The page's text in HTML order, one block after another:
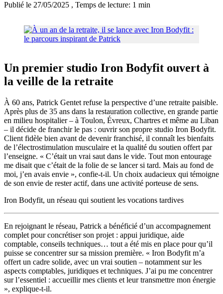
Publié le 27/05/2025 , Temps de lecture: 1 min
Un premier studio Iron Bodyfit ouvert à
la veille de la retraite
À 60 ans, Patrick Gentet refuse la perspective d’une retraite paisible.
Après plus de 35 ans dans la restauration collective, en grande partie
en milieu hospitalier – à Toulon, Évreux, Chartres et même au Liban
– il décide de franchir le pas : ouvrir son propre studio Iron Bodyfit.
Client fidèle bien avant de devenir franchisé, il connaît les bienfaits
de l’électrostimulation musculaire et la qualité du soutien offert par
l’enseigne. « C’était un vrai saut dans le vide. Tout mon entourage
me disait que c’était de la folie de se lancer si tard. Mais au fond de
moi, j’en avais envie », confie-t-il. Un choix audacieux qui témoigne
de son envie de rester actif, dans une activité porteuse de sens.
Iron Bodyfit, un réseau qui soutient les vocations tardives
En rejoignant le réseau, Patrick a bénéficié d’un accompagnement
complet pour concrétiser son projet : appui juridique, aide
comptable, conseils techniques… tout a été mis en place pour qu’il
puisse se concentrer sur sa mission première. « Iron Bodyfit m’a
offert un cadre solide, avec un vrai soutien – notamment sur les
aspects comptables, juridiques et techniques. J’ai pu me concentrer
sur l’essentiel : accueillir mes clients et leur transmettre mon énergie
», explique-t-il.